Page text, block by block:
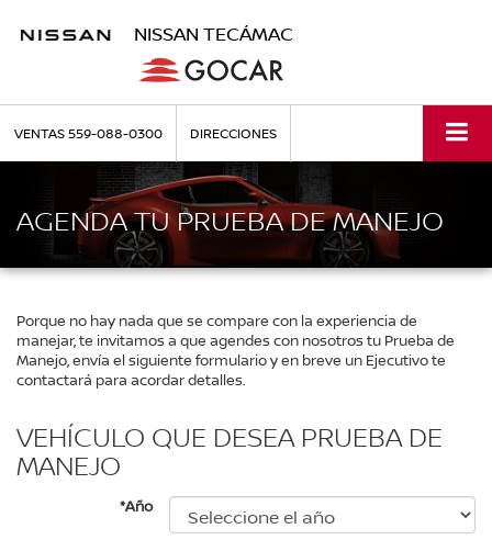
NISSAN TECÁMAC
VENTAS559-088-0300 DIRECCIONES
AGENDA TU PRUEBA DE MANEJO
Porque no hay nada que se compare con la experiencia de
manejar, te invitamos a que agendes con nosotros tu Prueba de
Manejo, envía el siguiente formulario y en breve un Ejecutivo te
contactará para acordar detalles.
VEHÍCULO QUE DESEA PRUEBA DE
MANEJO
*Año